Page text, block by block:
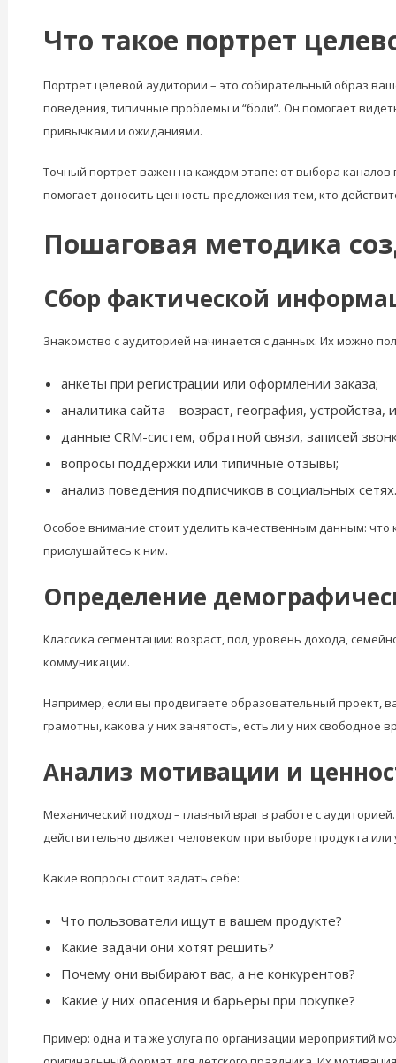
Что такое портрет
Портрет целевой аудитории – это собирательный образ
поведения, типичные проблемы и “боли”. Он помогает
привычками и ожиданиями.
Точный портрет важен на каждом этапе: от выбора
помогает доносить ценность предложения тем, кто
Пошаговая методика
Сбор фактической
Знакомство с аудиторией начинается с данных. Их можно
анкеты при регистрации или оформлении заказа;
аналитика сайта – возраст, география, устройства,
данные CRM-систем, обратной связи, записей
вопросы поддержки или типичные отзывы;
анализ поведения подписчиков в социальных сетях.
Особое внимание стоит уделить качественным данным:
прислушайтесь к ним.
Определение
Классика сегментации: возраст, пол, уровень дохода,
коммуникации.
Например, если вы продвигаете образовательный проект,
грамотны, какова у них занятость, есть ли у них свободное
Анализ мотивации и
Механический подход – главный враг в работе с
действительно движет человеком при выборе продукта или
Какие вопросы стоит задать себе:
Что пользователи ищут в вашем продукте?
Какие задачи они хотят решить?
Почему они выбирают вас, а не конкурентов?
Какие у них опасения и барьеры при покупке?
Пример: одна и та же услуга по организации мероприятий